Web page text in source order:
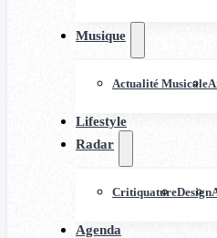
Musique
Actualité Musicale
Lifestyle
Radar
CritiquatureDesign
Agenda